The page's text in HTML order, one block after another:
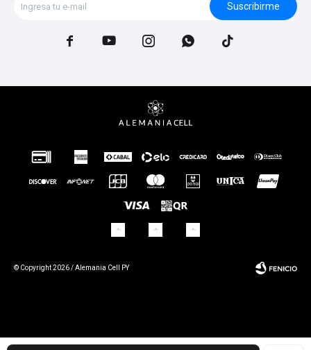
Suscribirme
    
© Copyright 2026 / Alemania Cell PY